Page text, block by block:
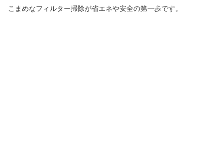
こまめなフィルター掃除が省エネや安全の第一歩です。